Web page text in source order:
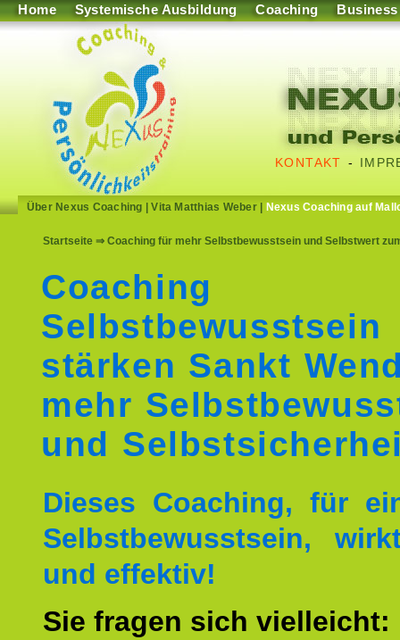
Home Systemische Ausbildung Coaching Business
KONTAKT -
Über Nexus Coaching |Vita Matthias Weber| Nexus Coaching auf
Startseite ⇒ Coaching für mehr Selbstbewusstsein und Selbstwert
Coaching
Selbstbewusstsein
stärken Sankt
mehr
und
Dieses Coaching, für
Selbstbewusstsein,
und effektiv!
Sie fragen sich vielleicht: